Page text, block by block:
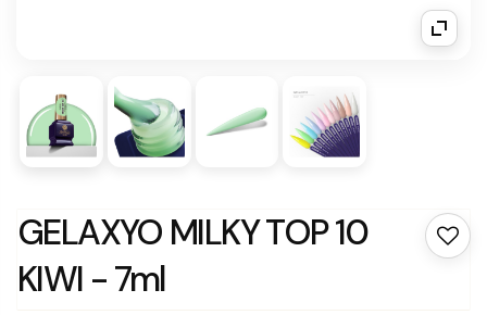
GELAXYO MILKY TOP 10
KIWI - 7ml